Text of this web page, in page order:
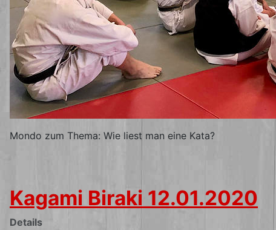
Mondo zum Thema: Wie liest man eine Kata?
Kagami Biraki 12.01.2020
Details